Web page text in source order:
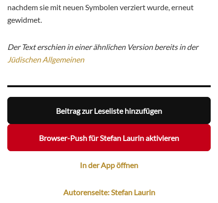
nachdem sie mit neuen Symbolen verziert wurde, erneut
gewidmet.
Der Text erschien in einer ähnlichen Version bereits in der
Jüdischen Allgemeinen
Beitrag zur Leseliste hinzufügen
Browser-Push für Stefan Laurin aktivieren
In der App öffnen
Autorenseite: Stefan Laurin